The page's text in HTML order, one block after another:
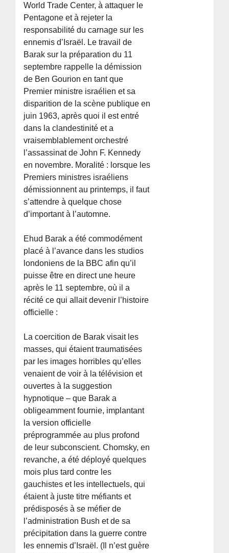
World Trade Center, à attaquer le
Pentagone et à rejeter la
responsabilité du carnage sur les
ennemis d’Israël. Le travail de
Barak sur la préparation du 11
septembre rappelle la démission
de Ben Gourion en tant que
Premier ministre israélien et sa
disparition de la scène publique en
juin 1963, après quoi il est entré
dans la clandestinité et a
vraisemblablement orchestré
l’assassinat de John F. Kennedy
en novembre. Moralité : lorsque les
Premiers ministres israéliens
démissionnent au printemps, il faut
s’attendre à quelque chose
d’important à l’automne.
Ehud Barak a été commodément
placé à l’avance dans les studios
londoniens de la BBC afin qu’il
puisse être en direct une heure
après le 11 septembre, où il a
récité ce qui allait devenir l’histoire
officielle :
La coercition de Barak visait les
masses, qui étaient traumatisées
par les images horribles qu’elles
venaient de voir à la télévision et
ouvertes à la suggestion
hypnotique – que Barak a
obligeamment fournie, implantant
la version officielle
préprogrammée au plus profond
de leur subconscient. Chomsky, en
revanche, a été déployé quelques
mois plus tard contre les
gauchistes et les intellectuels, qui
étaient à juste titre méfiants et
prédisposés à se méfier de
l’administration Bush et de sa
précipitation dans la guerre contre
les ennemis d’Israël. (Il n’est guère